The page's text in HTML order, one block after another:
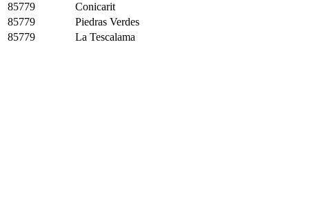
85779
Conicarit
85779
Piedras Verdes
85779
La Tescalama